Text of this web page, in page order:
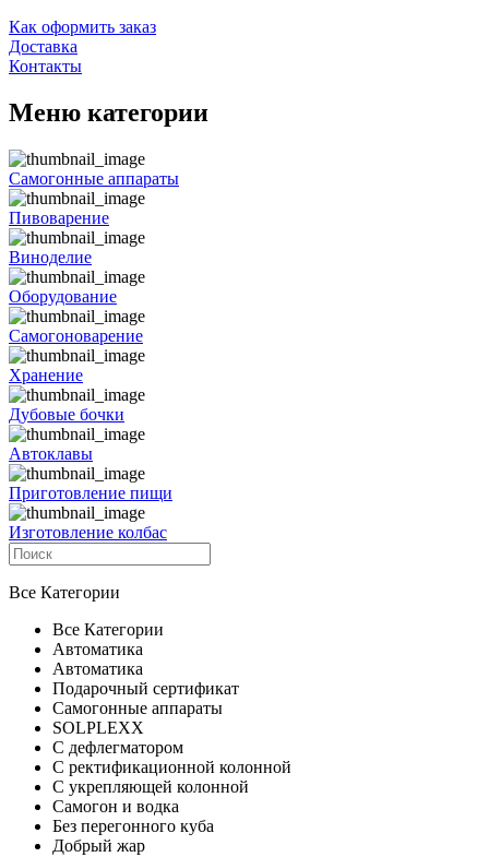
Как оформить заказ
Доставка
Контакты
Меню категории
Самогонные аппараты
Пивоварение
Виноделие
Оборудование
Самогоноварение
Хранение
Дубовые бочки
Автоклавы
Приготовление пищи
Изготовление колбас
Все Категории
Все Категории
Автоматика
Автоматика
Подарочный сертификат
Самогонные аппараты
SOLPLEXX
С дефлегматором
С ректификационной колонной
С укрепляющей колонной
Самогон и водка
Без перегонного куба
Добрый жар